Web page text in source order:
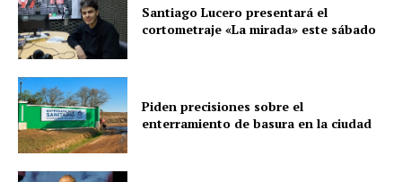
Santiago Lucero presentará el
cortometraje «La mirada» este sábado
Piden precisiones sobre el
enterramiento de basura en la ciudad